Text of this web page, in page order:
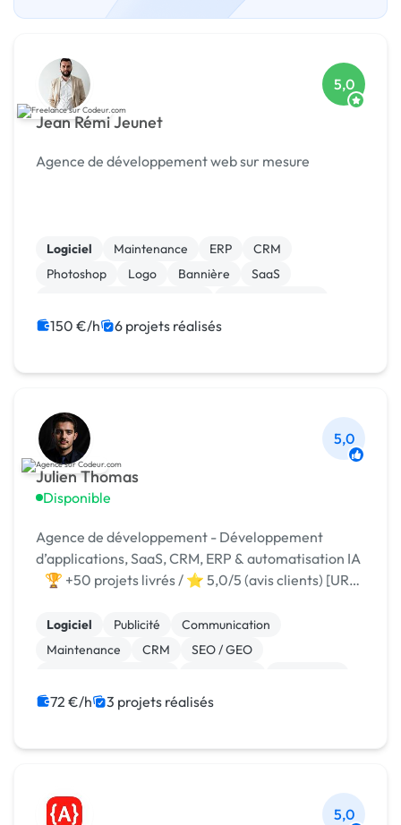
Jean Rémi Jeunet
5,0
Agence de développement web sur mesure
Logiciel Maintenance ERP
CRM
Photoshop
Logo Bannière
SaaS
150 €/h 6 projets réalisés
Julien Thomas
Disponible
5,0
Agence de développement - Développement
d’applications, SaaS, CRM, ERP & automatisation IA
🏆 +50 projets livrés / ⭐ 5,0/5 (avis clients) [URL
Logiciel Publicité
Communication
Maintenance
CRM
SEO / GEO
Wix
72 €/h 3 projets réalisés
5,0